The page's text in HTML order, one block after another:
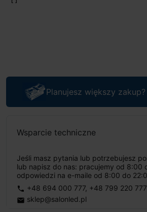
Planujesz większy
Wsparcie techniczne
Jeśli masz pytania lub potrzebujesz
lub napisz do nas: pracujemy od 8:00
odpowiedzi na e-maile od 8:00 do
phone +48 694 000 777, +48 799 220 777
email sklep@salonled.pl